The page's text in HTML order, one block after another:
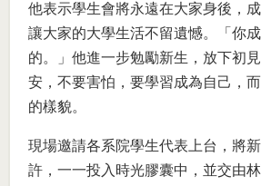
他表示學生會將永遠在大家身後，
讓大家的大學生活不留遺憾。「你
的。」他進一步勉勵新生，放下初
安，不要害怕，要學習成為自己，
的樣貌。
現場邀請各系院學生代表上台，將
許，一一投入時光膠囊中，並交由